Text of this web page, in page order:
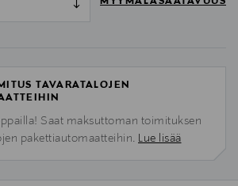
TAVARATALOJEN
Saat maksuttoman toimituksen
pakettiautomaatteihin. Lue lisää